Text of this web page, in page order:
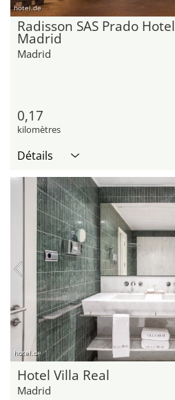
hotel.de
Radisson SAS Prado Hotel
Madrid
Madrid
0,17
kilomètres
Détails
hotel.de
Hotel Villa Real
Madrid